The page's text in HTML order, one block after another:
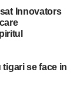
pe
mici cu
de debite şi
de atenție.
Innovators
se face in